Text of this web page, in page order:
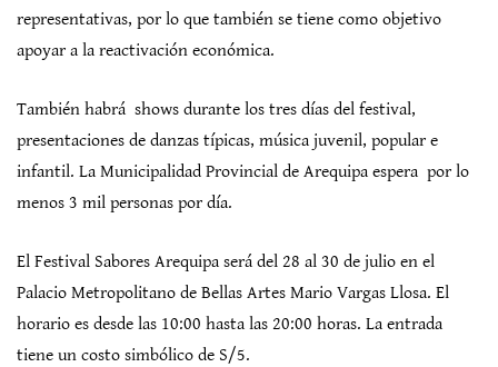
representativas, por lo que también se tiene como objetivo
apoyar a la reactivación económica.
También habrá shows durante los tres días del festival,
presentaciones de danzas típicas, música juvenil, popular e
infantil. La Municipalidad Provincial de Arequipa espera por lo
menos 3 mil personas por día.
El Festival Sabores Arequipa será del 28 al 30 de julio en el
Palacio Metropolitano de Bellas Artes Mario Vargas Llosa. El
horario es desde las 10:00 hasta las 20:00 horas. La entrada
tiene un costo simbólico de S/5.